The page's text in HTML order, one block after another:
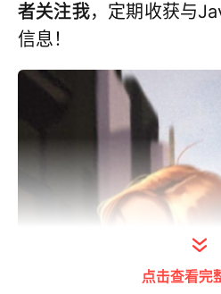
者关注我，定期收获与
信息！
点击查看完